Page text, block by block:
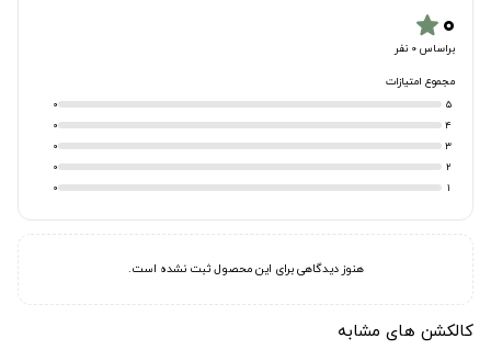
۰star
براساس 0 نفر
مجموع امتیازات
5
0
4
0
3
0
2
0
1
0
هنوز دیدگاهی برای این محصول ثبت نشده است.
کالکشن های مشابه